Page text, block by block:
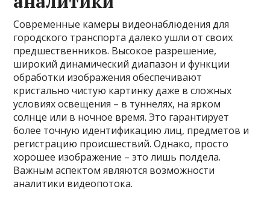
Современные камеры видеонаблюдения для
городского транспорта далеко ушли от своих
предшественников. Высокое разрешение,
широкий динамический диапазон и функции
обработки изображения обеспечивают
кристально чистую картинку даже в сложных
условиях освещения – в туннелях, на ярком
солнце или в ночное время. Это гарантирует
более точную идентификацию лиц, предметов и
регистрацию происшествий. Однако, просто
хорошее изображение – это лишь полдела.
Важным аспектом являются возможности
аналитики видеопотока.